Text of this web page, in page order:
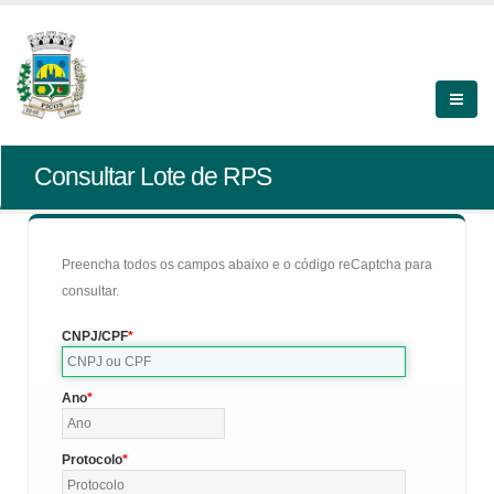
Consultar Lote de RPS
Preencha todos os campos abaixo e o código reCaptcha para
consultar.
CNPJ/CPF
Ano
Protocolo